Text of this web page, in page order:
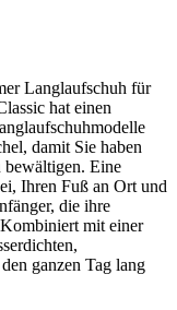
Langlaufschuh für
hat einen
damit Sie haben
bewältigen. Eine
Ihren Fuß an Ort und
die ihre
mit einer
ganzen Tag lang